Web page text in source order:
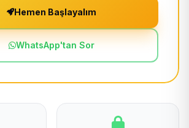
Hemen Başlayalım
WhatsApp'tan Sor